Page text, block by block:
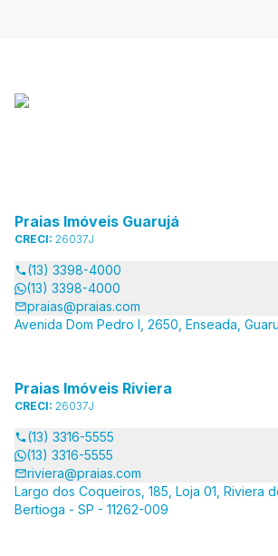
Praias Imóveis Guarujá
CRECI: 26037J
(13) 3398-4000
(13) 3398-4000
praias@praias.com
Avenida Dom Pedro I, 2650, Enseada,
Praias Imóveis Riviera
CRECI: 26037J
(13) 3316-5555
(13) 3316-5555
riviera@praias.com
Largo dos Coqueiros, 185, Loja 01, Riviera
Bertioga - SP - 11262-009